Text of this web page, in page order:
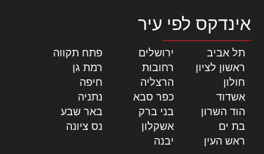
אינדקס לפי עיר
תל אביב ירושלים פתח תקווה
ראשון לציון
רחובות רמת גן
חולון
הרצליה חיפה
אשדוד
כפר סבא נתניה
הוד השרון
בני ברק באר שבע
בת ים
אשקלון נס ציונה
ראש העין
יבנה